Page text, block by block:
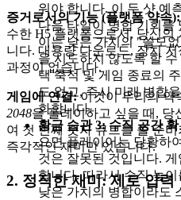
워야 합니다. 이 두 샷 예
다음 타일이 병합 기회를
이는 낮은 가치의 "쓸모
을 시도하지 않도록 할 수
택 축적 및 게임 종료의
도 없고, 즉시 미래 병합
화합니다.
황금 습관 3: 수직 공간
으면 플레이어는 당황하
것은 잘못된 것입니다.
합니다. 따라서 수직 높
낮은 가치의 병합이라도
증거로서의 기능 (플랫폼 약속):
수한 H5 플랫폼으로서, 당신
니다. 대용량 다운로드, 장치
과정이 없습니다.
게임에 연결:이것이 우리의 약
2048을 플레이하고 싶을 때, 당
여 첫 번째 숫자 큐브를 쏠 준
즉각적인 재미만 있습니다.
2. 정직한 재미: 제로 압력